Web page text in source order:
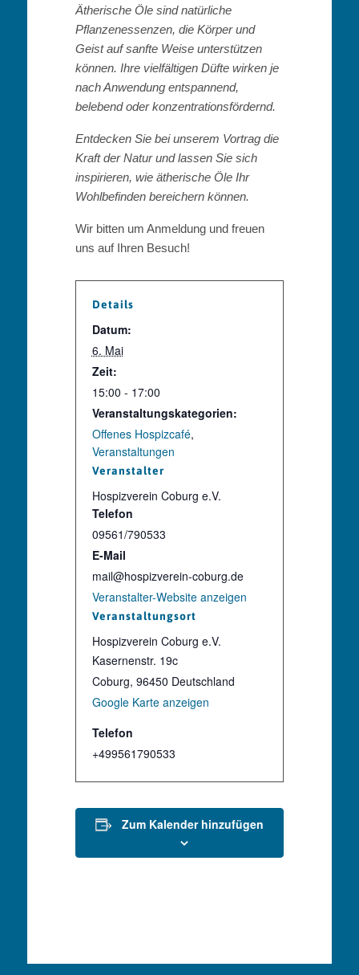
Ätherische Öle sind natürliche
Pflanzenessenzen, die Körper und
Geist auf sanfte Weise unterstützen
können. Ihre vielfältigen Düfte wirken je
nach Anwendung entspannend,
belebend oder konzentrationsfördernd.
Entdecken Sie bei unserem Vortrag die
Kraft der Natur und lassen Sie sich
inspirieren, wie ätherische Öle Ihr
Wohlbefinden bereichern können.
Wir bitten um Anmeldung und freuen
uns auf Ihren Besuch!
Details
Datum:
6. Mai
Zeit:
15:00 - 17:00
Veranstaltungskategorien:
Offenes Hospizcafé,
Veranstaltungen
Veranstaltungsort
Hospizverein Coburg e.V.
Kasernenstr. 19c
Coburg, 96450 Deutschland
Google Karte anzeigen
Telefon
+499561790533
Veranstalter
Hospizverein Coburg e.V.
Telefon
09561/790533
E-Mail
mail@hospizverein-coburg.de
Veranstalter-Website anzeigen
Zum Kalender hinzufügen